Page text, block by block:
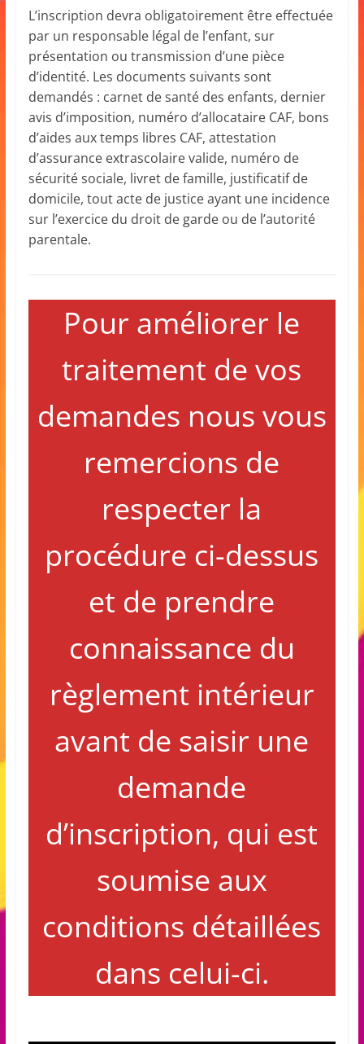
L’inscription devra obligatoirement être effectuée
par un responsable légal de l’enfant, sur
présentation ou transmission d’une pièce
d’identité. Les documents suivants sont
demandés : carnet de santé des enfants, dernier
avis d’imposition, numéro d’allocataire CAF, bons
d’aides aux temps libres CAF, attestation
d’assurance extrascolaire valide, numéro de
sécurité sociale, livret de famille, justificatif de
domicile, tout acte de justice ayant une incidence
sur l’exercice du droit de garde ou de l’autorité
parentale.
Pour améliorer le
traitement de vos
demandes nous vous
remercions de
respecter la
procédure ci-dessus
et de prendre
connaissance du
règlement intérieur
avant de saisir une
demande
d’inscription, qui est
soumise aux
conditions détaillées
dans celui-ci.